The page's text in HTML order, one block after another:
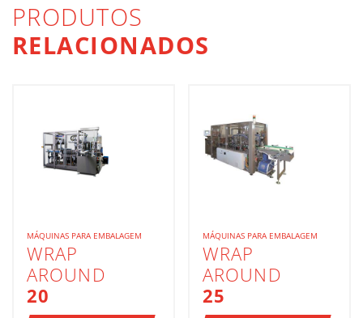
PRODUTOS
RELACIONADOS
MÁQUINAS PARA EMBALAGEM
WRAP
AROUND
20
MÁQUINAS PARA EMBALAGEM
WRAP
AROUND
25